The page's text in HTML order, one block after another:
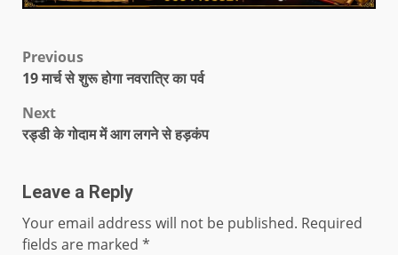
Previous
19 मार्च से शुरू होगा नवरात्रि का पर्व
Next
रड्डी के गोदाम में आग लगने से हड़कंप
Leave a Reply
Your email address will not be published. Required
fields are marked *